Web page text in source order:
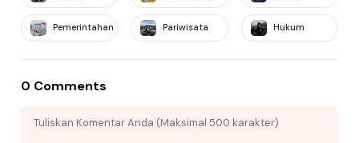
Pemerintahan Pariwisata Hukum
0 Comments